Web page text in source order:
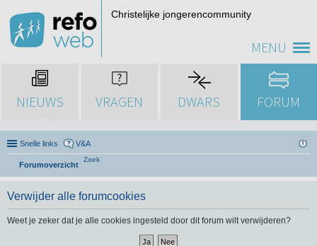
MENU
Christelijke jongerencommunity
NIEUWS VRAGEN DWARS FORUM
Snelle links V&A
Forumoverzicht
Zoek
Verwijder alle forumcookies
Weet je zeker dat je alle cookies ingesteld door dit forum wilt verwijderen?